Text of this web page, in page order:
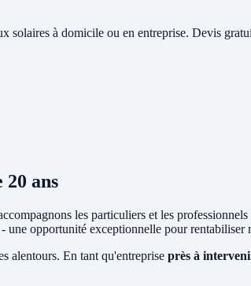
solaires à domicile ou en entreprise. Devis
20 ans
les particuliers et les
- une opportunité exceptionnelle pour rentabiliser
alentours. En tant qu'entreprise près à